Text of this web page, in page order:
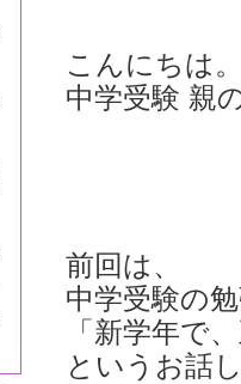
こんにちは
中学受験 親
前回は、
中学受験の
「新学年で
というお話